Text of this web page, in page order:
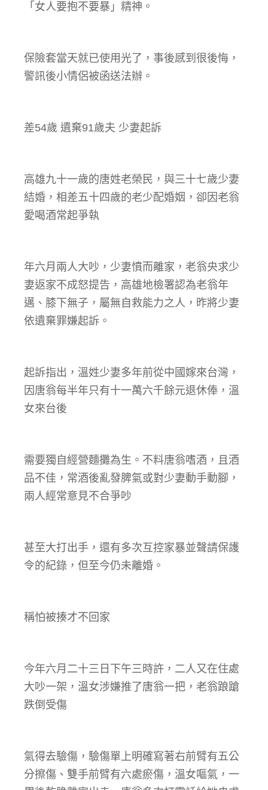
「女人要抱不要暴」精神。
保險套當天就已使用光了，事後感到很後悔，
警訊後小情侶被函送法辦。
差54歲 遺棄91歲夫 少妻起訴
高雄九十一歲的唐姓老榮民，與三十七歲少妻
結婚，相差五十四歲的老少配婚姻，卻因老翁
愛喝酒常起爭執
年六月兩人大吵，少妻憤而離家，老翁央求少
妻返家不成怒提告，高雄地檢署認為老翁年
邁、膝下無子，屬無自救能力之人，昨將少妻
依遺棄罪嫌起訴。
起訴指出，溫姓少妻多年前從中國嫁來台灣，
因唐翁每半年只有十一萬六千餘元退休俸，溫
女來台後
需要獨自經營麵攤為生。不料唐翁嗜酒，且酒
品不佳，常酒後亂發脾氣或對少妻動手動腳，
兩人經常意見不合爭吵
甚至大打出手，還有多次互控家暴並聲請保護
令的紀錄，但至今仍未離婚。
稱怕被揍才不回家
今年六月二十三日下午三時許，二人又在住處
大吵一架，溫女涉嫌推了唐翁一把，老翁踉蹌
跌倒受傷
氣得去驗傷，驗傷單上明確寫著右前臂有五公
分擦傷、雙手前臂有六處瘀傷，溫女嘔氣，一